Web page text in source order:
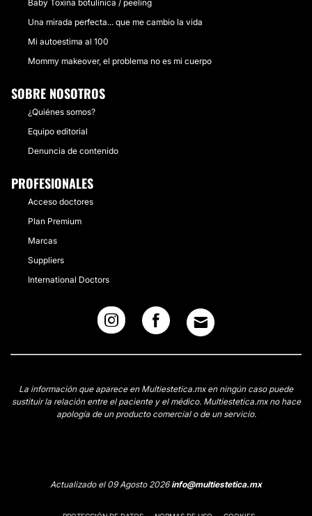
Baby Toxina botulínica / peeling
Una mirada perfecta... que me cambio la vida
Mi autoestima al 100
Mommy makeover, el problema no es mi cuerpo
SOBRE NOSOTROS
¿Quiénes somos?
Equipo editorial
Denuncia de contenido
PROFESIONALES
Acceso doctores
Plan Premium
Marcas
Suppliers
International Doctors
La información que aparece en Multiestetica.mx en ningún caso puede
sustituir la relación entre el paciente y el médico. Multiestetica.mx no hace
apología de un producto comercial o de un servicio.
Actualizado el 09 Agosto 2026info@multiestetica.mx